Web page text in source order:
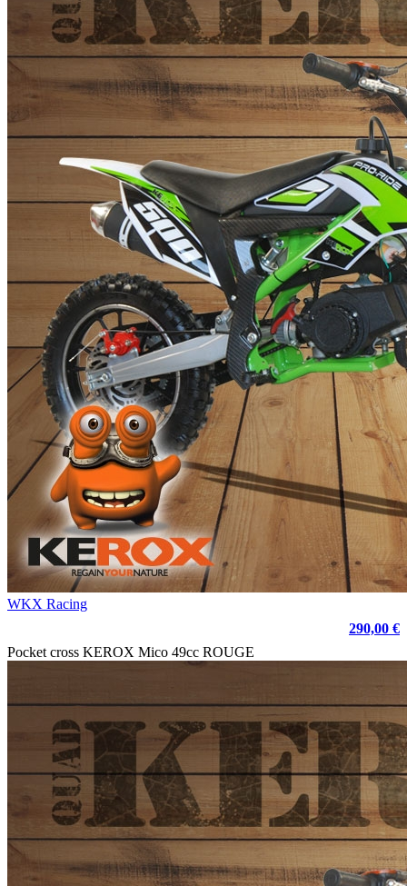
WKX Racing
290,00 €
Pocket cross KEROX Mico 49cc ROUGE